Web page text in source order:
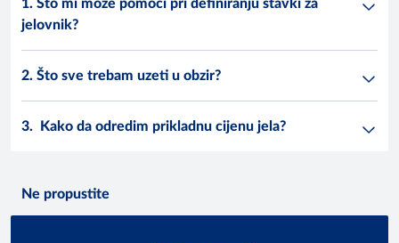
1. Što mi može pomoći pri definiranju stavki za
jelovnik?
2. Što sve trebam uzeti u obzir?
3. Kako da odredim prikladnu cijenu jela?
Ne propustite